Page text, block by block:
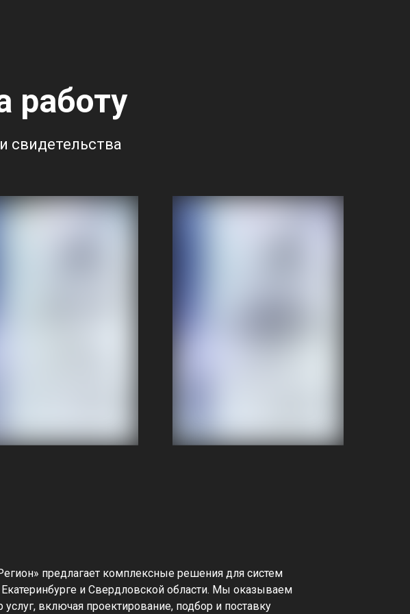
работу
свидетельства
предлагает комплексные решения для систем
Екатеринбурге и Свердловской области. Мы оказываем
включая проектирование, подбор и поставку